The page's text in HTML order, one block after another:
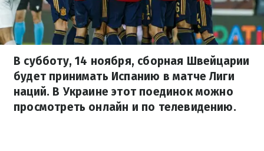
В субботу, 14 ноября, сборная Швейцарии
будет принимать Испанию в матче Лиги
наций. В Украине этот поединок можно
просмотреть онлайн и по телевидению.